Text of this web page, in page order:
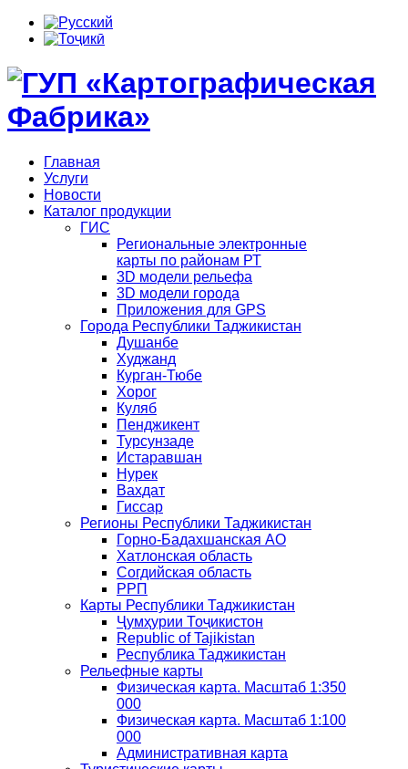
Главная
Услуги
Новости
Каталог продукции
ГИС
Региональные электронные
карты по районам РТ
3D модели рельефа
3D модели города
Приложения для GPS
Города Республики Таджикистан
Душанбе
Худжанд
Курган-Тюбе
Хорог
Куляб
Пенджикент
Турсунзаде
Истаравшан
Нурек
Вахдат
Гиссар
Регионы Республики Таджикистан
Горно-Бадахшанская АО
Хатлонская область
Согдийская область
РРП
Карты Республики Таджикистан
Ҷумҳурии Тоҷикистон
Republic of Tajikistan
Республика Таджикистан
Рельефные карты
Физическая карта. Масштаб 1:350
000
Физическая карта. Масштаб 1:100
000
Административная карта